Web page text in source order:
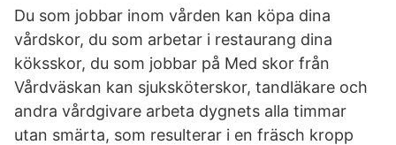
Du som jobbar inom vården kan köpa dina
vårdskor, du som arbetar i restaurang dina
köksskor, du som jobbar på Med skor från
Vårdväskan kan sjuksköterskor, tandläkare och
andra vårdgivare arbeta dygnets alla timmar
utan smärta, som resulterar i en fräsch kropp